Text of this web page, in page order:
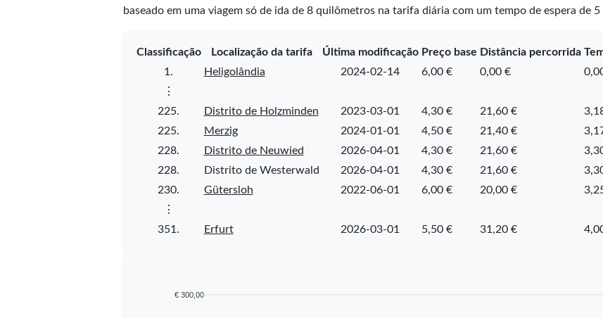
baseado em uma viagem só de ida de 8 quilômetros na tarifa diária com um tempo de espera de
Classificação Localização da tarifa Última modificação Preço base Distância percorrida
1.
Heligolândia 2024-02-14 6,00 € 0,00 €
⋮
225.
Distrito de Holzminden 2023-03-01 4,30 € 21,60 €
225.
Merzig 2024-01-01 4,50 € 21,40 €
228.
Distrito de Neuwied 2026-04-01 4,30 € 21,60 €
228.
Distrito de Westerwald 2026-04-01 4,30 € 21,60 €
230.
Gütersloh 2022-06-01 6,00 € 20,00 €
⋮
351.
Erfurt 2026-03-01 5,50 € 31,20 €
€ 300,00